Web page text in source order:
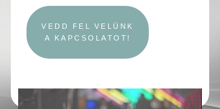
VEDD FEL VELÜNK
A KAPCSOLATOT!